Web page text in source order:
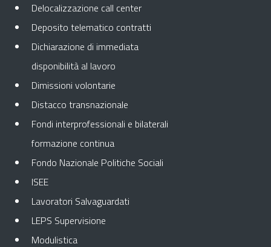
Delocalizzazione call center
Deposito telematico contratti
Dichiarazione di immediata
disponibilità al lavoro
Dimissioni volontarie
Distacco transnazionale
Fondi interprofessionali e bilaterali
formazione continua
Fondo Nazionale Politiche Sociali
ISEE
Lavoratori Salvaguardati
LEPS Supervisione
Modulistica